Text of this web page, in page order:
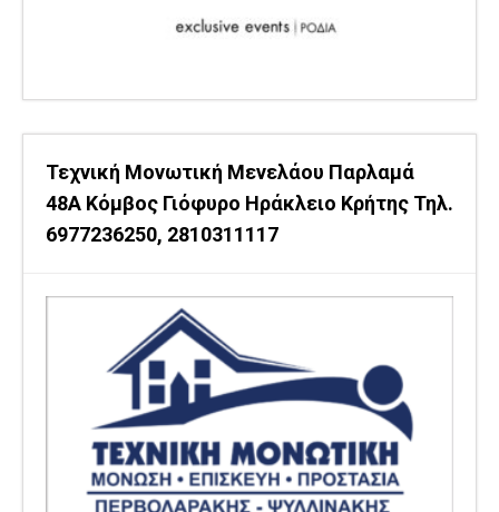
Τεχνική Μονωτική Μενελάου Παρλαμά
48Α Κόμβος Γιόφυρο Ηράκλειο Κρήτης Τηλ.
6977236250, 2810311117